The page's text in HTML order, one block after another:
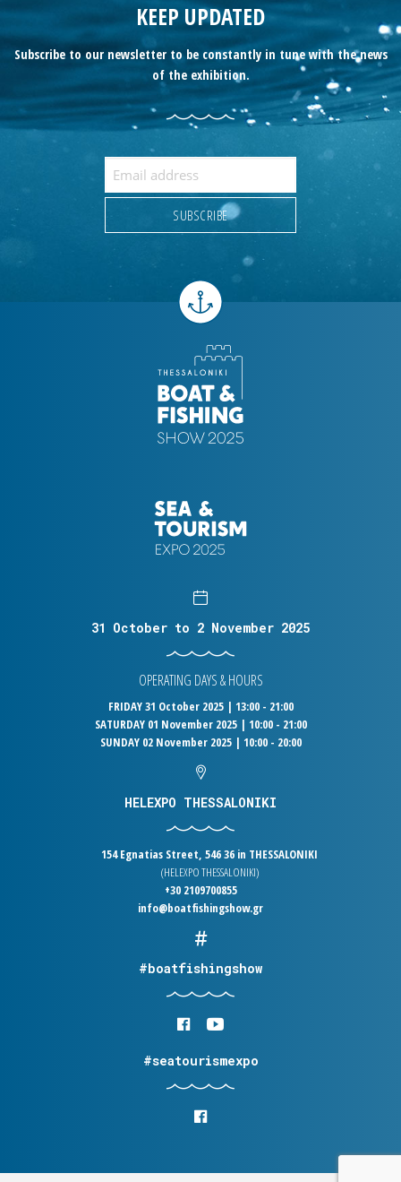
KEEP UPDATED
Subscribe to our newsletter to be constantly in tune with the news
of the exhibition.
31 October to 2 November 2025
OPERATING DAYS & HOURS
FRIDAY 31 October 2025 | 13:00 - 21:00
SATURDAY 01 November 2025 | 10:00 - 21:00
SUNDAY 02 November 2025 | 10:00 - 20:00
HELEXPO THESSALONIKI
154 Egnatias Street, 546 36 in THESSALONIKI
(HELEXPO THESSALONIKI)
+30 2109700855
info@boatfishingshow.gr
#boatfishingshow
#seatourismexpo